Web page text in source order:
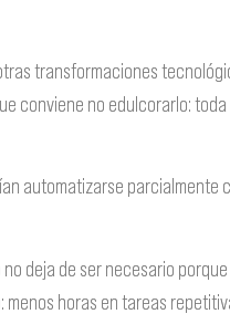
transformaciones
conviene no edulcorarlo:
automatizarse parcialmente
deja de ser necesario
horas en tareas